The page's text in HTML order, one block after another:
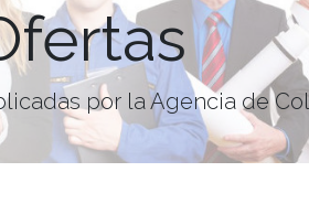
por la Agencia de